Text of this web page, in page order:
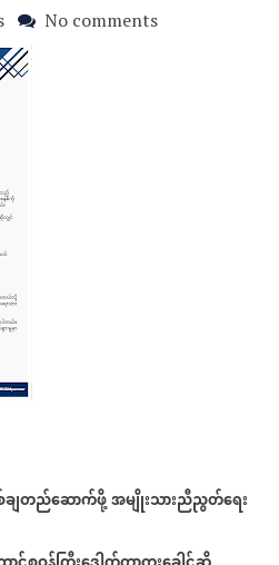
No comments
ချတည်ဆောက်ဖို့အမျိုးသားညီညွတ်ရေး